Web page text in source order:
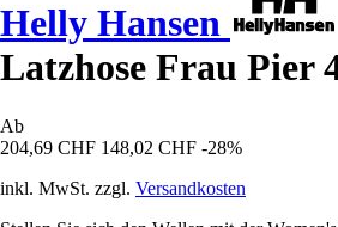
Helly Hansen
Latzhose Frau Pier
Ab
204,69 CHF 148,02 CHF -28%
inkl. MwSt. zzgl. Versandkosten